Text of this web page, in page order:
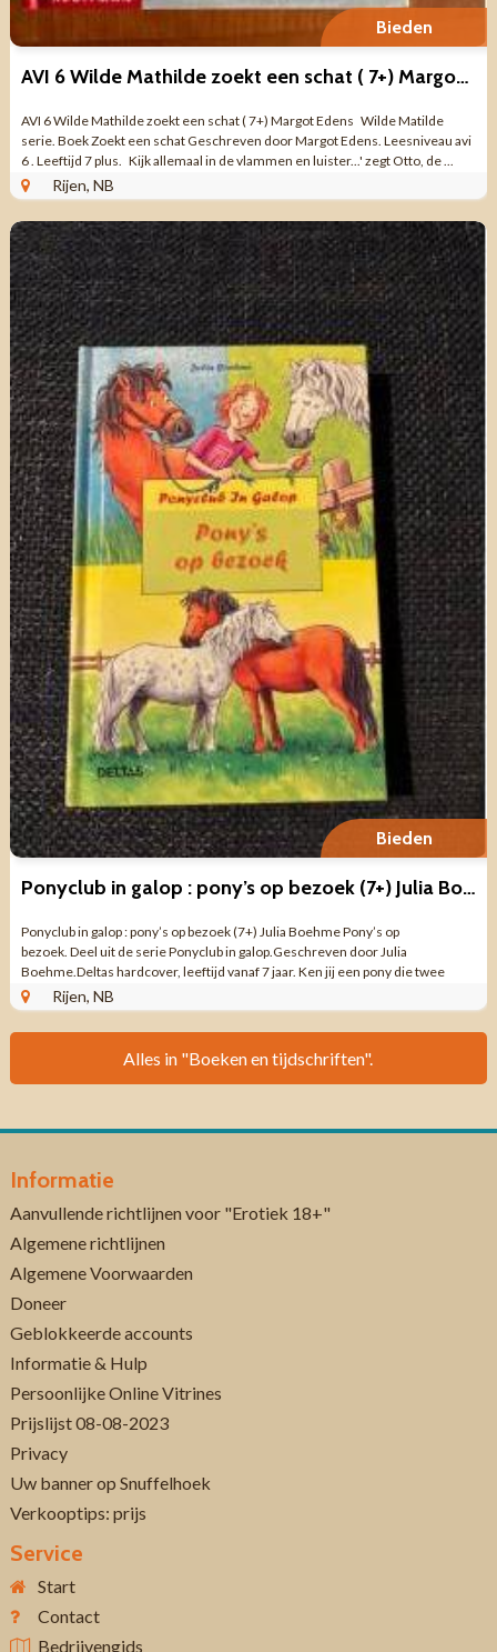
Bieden
AVI 6 Wilde Mathilde zoekt een schat ( 7+) Margot Edens
AVI 6 Wilde Mathilde zoekt een schat ( 7+) Margot Edens Wilde Matilde
serie. Boek Zoekt een schat Geschreven door Margot Edens. Leesniveau avi
6 . Leeftijd 7 plus. Kijk allemaal in de vlammen en luister...' zegt Otto, de ...
Rijen, NB
Bieden
Ponyclub in galop : pony’s op bezoek (7+) Julia Boehme
Ponyclub in galop : pony’s op bezoek (7+) Julia Boehme Pony’s op
bezoek. Deel uit de serie Ponyclub in galop.Geschreven door Julia
Boehme.Deltas hardcover, leeftijd vanaf 7 jaar. Ken jij een pony die twee
mensen ...Rijen, NB
Alles in "Boeken en tijdschriften".
Informatie
Aanvullende richtlijnen voor "Erotiek 18+"
Algemene richtlijnen
Algemene Voorwaarden
Doneer
Geblokkeerde accounts
Informatie & Hulp
Persoonlijke Online Vitrines
Prijslijst 08-08-2023
Privacy
Uw banner op Snuffelhoek
Verkooptips: prijs
Service
Start
Contact
Bedrijvengids